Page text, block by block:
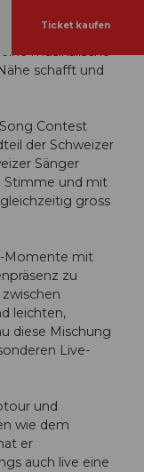
Ticket kaufen
musikalische
schafft und
Contest
der Schweizer
Sänger
Stimme und mit
gross
Momente mit
zu
leichten,
diese Mischung
Live-
und
wie dem
er
auch live eine